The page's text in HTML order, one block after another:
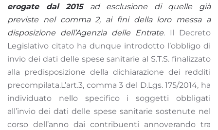
erogate dal 2015ad esclusione di quelle già
previste nel comma 2, ai fini della loro messa a
disposizione dell’Agenzia delle Entrate. Il Decreto
Legislativo citato ha dunque introdotto l’obbligo di
invio dei dati delle spese sanitarie al S.T.S. finalizzato
alla predisposizione della dichiarazione dei redditi
precompilata.L’art.3, comma 3 del D.Lgs. 175/2014, ha
individuato nello specifico i soggetti obbligati
all’invio dei dati delle spese sanitarie sostenute nel
corso dell’anno dai contribuenti annoverando tra